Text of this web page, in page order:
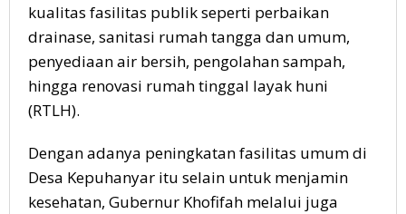
kualitas fasilitas publik seperti perbaikan
drainase, sanitasi rumah tangga dan umum,
penyediaan air bersih, pengolahan sampah,
hingga renovasi rumah tinggal layak huni
(RTLH).
Dengan adanya peningkatan fasilitas umum di
Desa Kepuhanyar itu selain untuk menjamin
kesehatan, Gubernur Khofifah melalui juga